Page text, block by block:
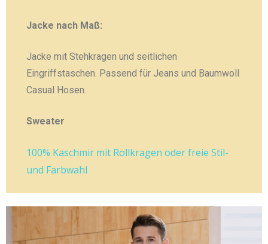
Jacke nach Maß:
Jacke mit Stehkragen und seitlichen
Eingriffstaschen. Passend für Jeans und Baumwoll
Casual Hosen.
Sweater
100% Kaschmir mit Rollkragen oder freie Stil-
und Farbwahl